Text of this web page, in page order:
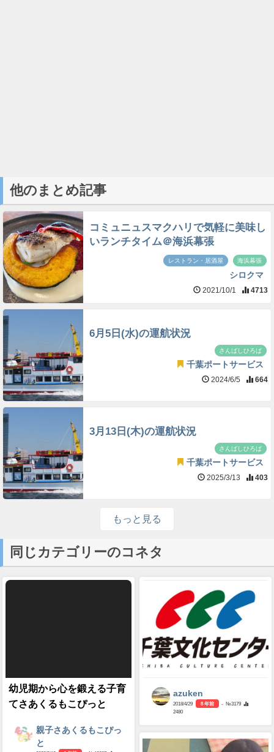
他のまとめ記事
コミュニュスマクハリで気軽に美味し
いランチタイム＠海浜幕張
レストラン・居酒屋 海浜幕張
シロクマ
2021/10/1 4713
6月5日(水)の運航状況
さんばしひろば
千葉ポートサービス
2024/6/5 664
3月13日(木)の運航状況
さんばしひろば
千葉ポートサービス
2025/3/13 403
もっと見る
同じカテゴリーのコネタ
幼児期から心を鍛える子育
てさあくるもこぴっと
親子さあくるもこぴっ
と
azuken
2018/4/29 8 年前
- №3179
2480